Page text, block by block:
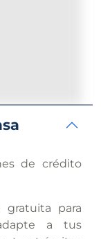
de crédito
gratuita para
a tus